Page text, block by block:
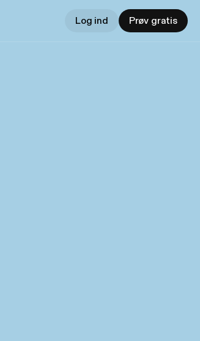
Log ind Prøv gratis